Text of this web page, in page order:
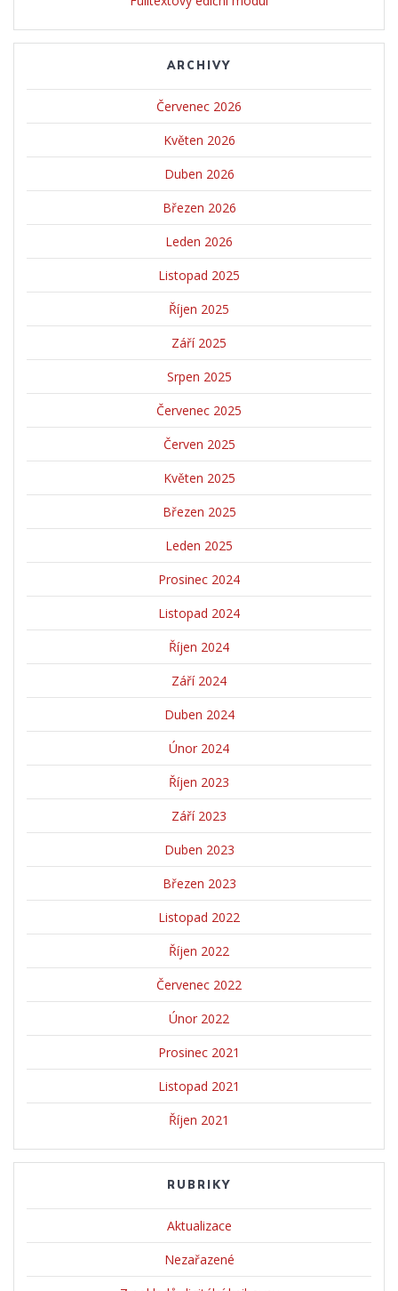
ARCHIVY
Červenec 2026
Květen 2026
Duben 2026
Březen 2026
Leden 2026
Listopad 2025
Říjen 2025
Září 2025
Srpen 2025
Červenec 2025
Červen 2025
Květen 2025
Březen 2025
Leden 2025
Prosinec 2024
Listopad 2024
Říjen 2024
Září 2024
Duben 2024
Únor 2024
Říjen 2023
Září 2023
Duben 2023
Březen 2023
Listopad 2022
Říjen 2022
Červenec 2022
Únor 2022
Prosinec 2021
Listopad 2021
Říjen 2021
RUBRIKY
Aktualizace
Nezařazené